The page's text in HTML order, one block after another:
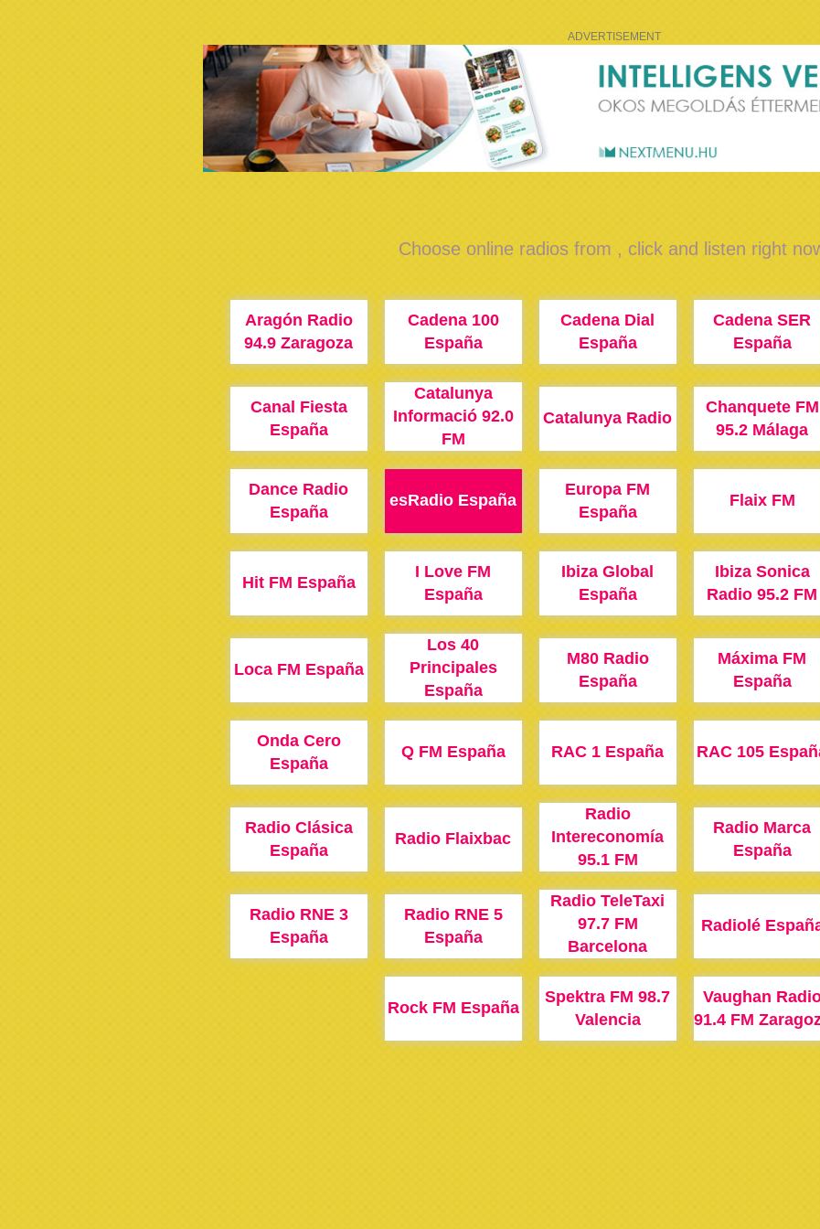
ADVERTISEMENT
Choose online radios from , click and listen right
Aragón Radio
94.9 Zaragoza
Cadena 100
España
Cadena Dial
España
Cadena SER
España
Canal Fiesta
España
Catalunya
Informació 92.0
FM
Catalunya Radio
Chanquete FM
95.2 Málaga
Dance Radio
España
esRadio España
Europa FM
España
Flaix FM
Hit FM España
I Love FM
España
Ibiza Global
España
Ibiza Sonica
Radio 95.2 FM
Loca FM España
Los 40
Principales
España
M80 Radio
España
Máxima FM
España
Onda Cero
España
Q FM España RAC 1 España RAC 105
Radio Clásica
España
Radio Flaixbac
Radio
Intereconomía
95.1 FM
Radio Marca
España
Radio RNE 3
España
Radio RNE 5
España
Radio TeleTaxi
97.7 FM
Barcelona
Radiolé
Rock FM España
Spektra FM 98.7
Valencia
Vaughan
91.4 FM